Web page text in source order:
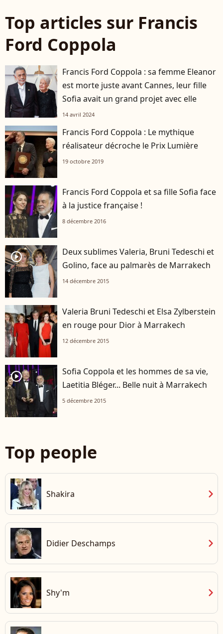
Top articles sur Francis
Ford Coppola
Francis Ford Coppola : sa femme Eleanor
est morte juste avant Cannes, leur fille
Sofia avait un grand projet avec elle
14 avril 2024
Francis Ford Coppola : Le mythique
réalisateur décroche le Prix Lumière
19 octobre 2019
Francis Ford Coppola et sa fille Sofia face
à la justice française !
8 décembre 2016
player2
Deux sublimes Valeria, Bruni Tedeschi et
Golino, face au palmarès de Marrakech
14 décembre 2015
Valeria Bruni Tedeschi et Elsa Zylberstein
en rouge pour Dior à Marrakech
12 décembre 2015
player2
Sofia Coppola et les hommes de sa vie,
Laetitia Bléger... Belle nuit à Marrakech
5 décembre 2015
Top people
Shakira chevron_right
Didier Deschamps chevron_right
Shy'm chevron_right